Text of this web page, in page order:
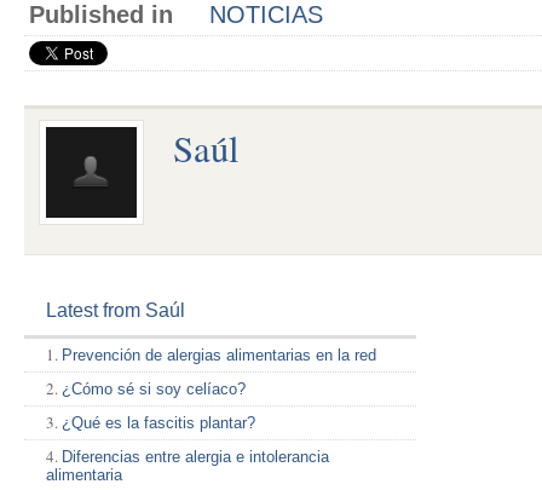
Published in
NOTICIAS
Saúl
Latest from Saúl
Prevención de alergias alimentarias en la red
¿Cómo sé si soy celíaco?
¿Qué es la fascitis plantar?
Diferencias entre alergia e intolerancia
alimentaria